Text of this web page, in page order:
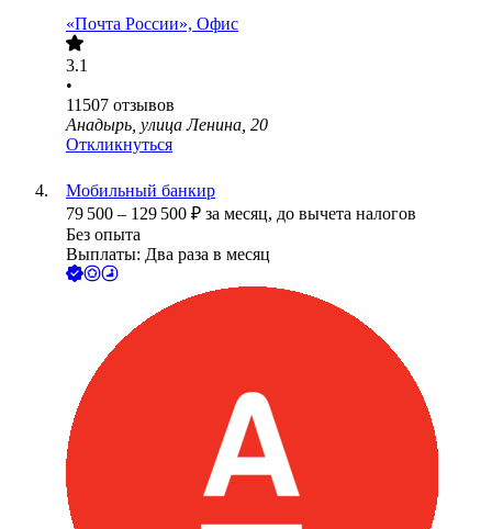
«Почта России», Офис
3.1
•
11507 отзывов
Анадырь, улица Ленина, 20
Откликнуться
Мобильный банкир
79 500 – 129 500 ₽ за месяц, до вычета налогов
Без опыта
Выплаты: Два раза в месяц